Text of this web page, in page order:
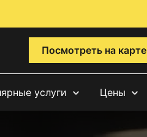
Посмотреть на карте
услуги Цены